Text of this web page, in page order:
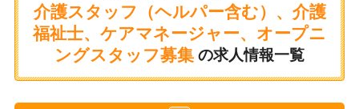
介護スタッフ（ヘルパー含む）、介護
福祉士、ケアマネージャー、オープニ
ングスタッフ募集 の求人情報一覧